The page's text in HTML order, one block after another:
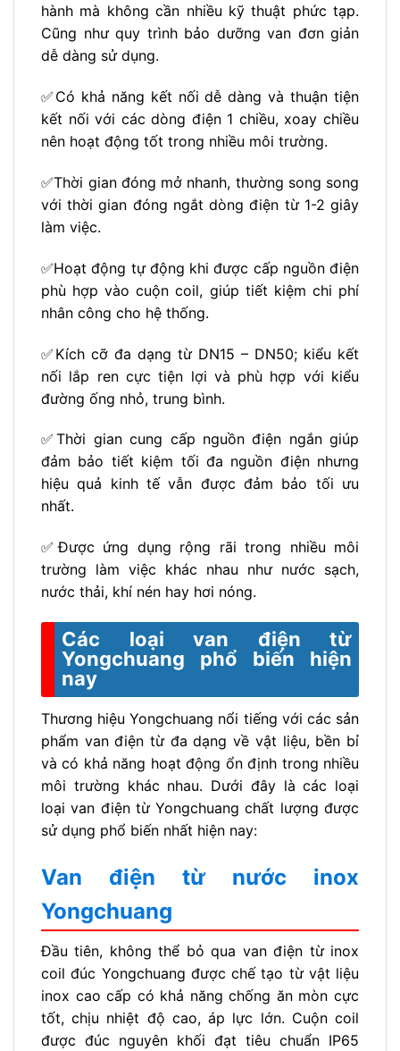
hành mà không cần nhiều kỹ thuật phức tạp.
Cũng như quy trình bảo dưỡng van đơn giản
dễ dàng sử dụng.
✅Có khả năng kết nối dễ dàng và thuận tiện
kết nối với các dòng điện 1 chiều, xoay chiều
nên hoạt động tốt trong nhiều môi trường.
✅Thời gian đóng mở nhanh, thường song song
với thời gian đóng ngắt dòng điện từ 1-2 giây
làm việc.
✅Hoạt động tự động khi được cấp nguồn điện
phù hợp vào cuộn coil, giúp tiết kiệm chi phí
nhân công cho hệ thống.
✅Kích cỡ đa dạng từ DN15 – DN50; kiểu kết
nối lắp ren cực tiện lợi và phù hợp với kiểu
đường ống nhỏ, trung bình.
✅Thời gian cung cấp nguồn điện ngắn giúp
đảm bảo tiết kiệm tối đa nguồn điện nhưng
hiệu quả kinh tế vẫn được đảm bảo tối ưu
nhất.
✅Được ứng dụng rộng rãi trong nhiều môi
trường làm việc khác nhau như nước sạch,
nước thải, khí nén hay hơi nóng.
Các loại van điện từ
Yongchuang phổ biến hiện
nay
Thương hiệu Yongchuang nổi tiếng với các sản
phẩm van điện từ đa dạng về vật liệu, bền bỉ
và có khả năng hoạt động ổn định trong nhiều
môi trường khác nhau. Dưới đây là các loại
loại van điện từ Yongchuang chất lượng được
sử dụng phổ biến nhất hiện nay:
Van điện từ nước inox
Yongchuang
Đầu tiên, không thể bỏ qua van điện từ inox
coil đúc Yongchuang được chế tạo từ vật liệu
inox cao cấp có khả năng chống ăn mòn cực
tốt, chịu nhiệt độ cao, áp lực lớn. Cuộn coil
được đúc nguyên khối đạt tiêu chuẩn IP65